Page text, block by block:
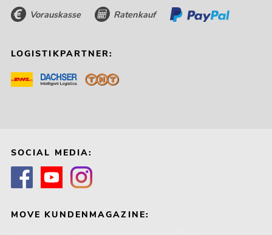
Vorauskasse Ratenkauf
LOGISTIKPARTNER:
SOCIAL MEDIA:
MOVE KUNDENMAGAZINE: